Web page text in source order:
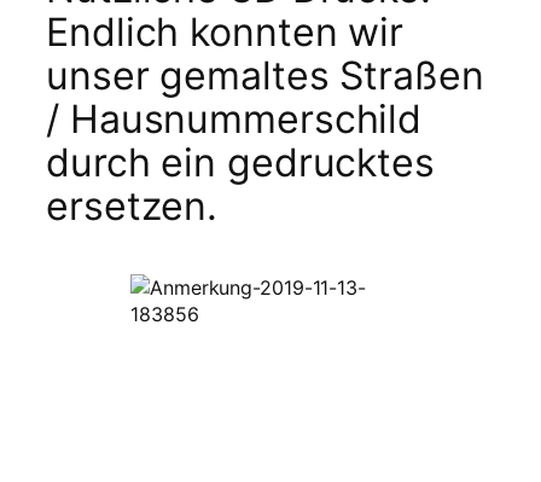
Endlich konnten wir
unser gemaltes Straßen
/ Hausnummerschild
durch ein gedrucktes
ersetzen.